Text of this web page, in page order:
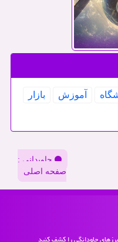
آموزش
بازار
جاویدانی :
صفحه اصلی